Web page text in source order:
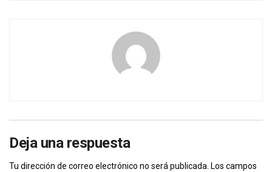
Deja una respuesta
Tu dirección de correo electrónico no será publicada. Los campos